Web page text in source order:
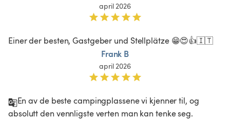
april 2026
Einer der besten, Gastgeber und Stellplätze 😁😍👍🇮🇹
Frank B
april 2026
En av de beste campingplassene vi kjenner til, og
absolutt den vennligste verten man kan tenke seg.